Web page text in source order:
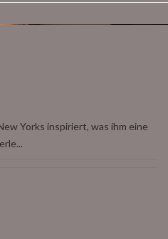
Yorks inspiriert, was ihm eine